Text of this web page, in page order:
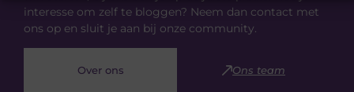
interesse om zelf te bloggen? Neem dan contact met
ons op en sluit je aan bij onze community.
Over ons Ons team